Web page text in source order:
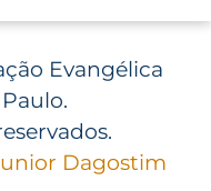
Evangélica
Dagostim